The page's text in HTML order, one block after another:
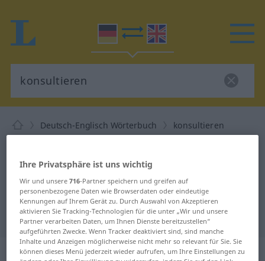
Deutsch-Englisch Wörterbuch konsultieren
"konsultieren"
"konsultieren" Englisch
Übersetzung
„konsultieren“: transitives Verb
Ihre Privatsphäre ist uns wichtig
Wir und unsere716-Partner speichern und greifen auf
personenbezogene Daten wie Browserdaten oder eindeutige
Kennungen auf Ihrem Gerät zu. Durch Auswahl von Akzeptieren
aktivieren Sie Tracking-Technologien für die unter „Wir und unsere
Partner verarbeiten Daten, um Ihnen Dienste bereitzustellen“
aufgeführten Zwecke. Wenn Tracker deaktiviert sind, sind manche
Inhalte und Anzeigen möglicherweise nicht mehr so relevant für Sie. Sie
können dieses Menü jederzeit wieder aufrufen, um Ihre Einstellungen zu